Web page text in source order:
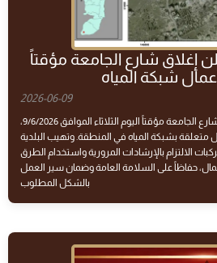
إغلاق شارع الجامعة مؤقتاً
شبكة المياه
2026-06-09
تعلن بلدية الظاهرية عن إغلاق شارع الجامعة مؤقتاً اليوم الثلاثاء الموافق 9/6/2026،
متعلقة بشبكة المياه في المنطقة. وتهيب البلدية
الالتزام بالإرشادات المرورية واستخدام الطرق
حفاظاً على السلامة العامة وضمان سير العمل
بالشكل المطلوب